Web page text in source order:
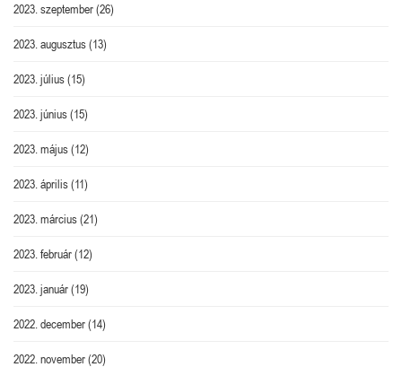
2023. szeptember(26)
2023. augusztus(13)
2023. július(15)
2023. június(15)
2023. május(12)
2023. április(11)
2023. március(21)
2023. február(12)
2023. január(19)
2022. december(14)
2022. november(20)